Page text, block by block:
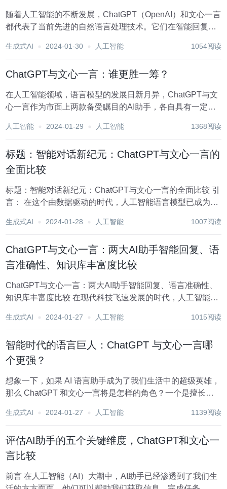
随着人工智能的不断发展，ChatGPT（OpenAI）和文心一言
都代表了当前先进的自然语言处理技术。它们在智能回复、
的比较中，我们将从多个角度探讨这两个AI助手，帮助你更
生成式AI 2024-01-30 人工智能 1054阅读
ChatGPT与文心一言：谁更胜一筹？
在人工智能领域，语言模型的发展日新月异，ChatGPT与文
心一言作为市面上两款备受瞩目的AI助手，各自具有一定的
面，对这两大AI助手进行比较，以期为大家提供一些参考。
人工智能 2024-01-29 人工智能 1368阅读
标题：智能对话新纪元：ChatGPT与文心一言的
全面比较
标题：智能对话新纪元：ChatGPT与文心一言的全面比较 引
言： 在这个由数据驱动的时代，人工智能语言模型已成为技
（ERNIE Bot），它们不仅代表了人工智能的最新成就，也
生成式AI 2024-01-28 人工智能 1007阅读
ChatGPT与文心一言：两大AI助手智能回复、语
言准确性、知识库丰富度比较
ChatGPT与文心一言：两大AI助手智能回复、语言准确性、
知识库丰富度比较 在现代科技飞速发展的时代，人工智能已
域，两大巨头ChatGPT和文心一言以其出色的性能和广泛的
生成式AI 2024-01-27 人工智能 1015阅读
智能时代的语言巨人：ChatGPT 与文心一言哪
个更强？
想象一下，如果 AI 语言助手成为了我们生活中的超级英雄，
那么 ChatGPT 和文心一言将是怎样的角色？一个是擅长英
中文、文化深厚、在本土语境中无往不利的智者。当这两位
生成式AI 2024-01-27 人工智能 1139阅读
评估AI助手的五个关键维度，ChatGPT和文心一
言比较
前言 在人工智能（AI）大潮中，AI助手已经渗透到了我们生